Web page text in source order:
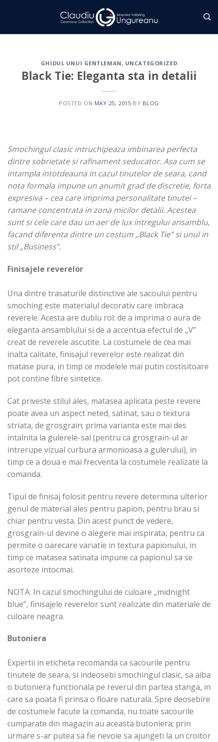
GHIDUL UNUI GENTLEMAN, UNCATEGORIZED
Black Tie: Eleganta sta in detalii
POSTED ON MAY 25, 2015 BY BLOG
Smochingul clasic intruchipeaza imbinarea perfecta
dintre sobrietate si rafinament seducator. Asa cum se
intampla intotdeauna in cazul tinutelor de seara, cand
nota formala impune un anumit grad de discretie, forta
expresiva – cea care imprima personalitate tinutei –
ramane concentrata in zona micilor detalii. Acestea
sunt si cele care dau un aer de lux intregului ansamblu,
facand diferenta dintre un costum „Black Tie” si unul in
stil „Business”.
Finisajele reverelor
Una dintre trasaturile distinctive ale sacoului pentru
smoching este materialul decorativ care imbraca
reverele. Acesta are dublu rol: de a imprima o aura de
eleganta ansamblului si de a accentua efectul de „V”
creat de reverele ascutite. La costumele de cea mai
inalta calitate, finisajul reverelor este realizat din
matase pura, in timp ce modelele mai putin costisitoare
pot contine fibre sintetice.
Cat priveste stilul ales, matasea aplicata peste revere
poate avea un aspect neted, satinat, sau o textura
striata, de grosgrain; prima varianta este mai des
intalnita la gulerele-sal (pentru ca grosgrain-ul ar
intrerupe vizual curbura armonioasa a gulerului), in
timp ce a doua e mai frecventa la costumele realizate la
comanda.
Tipul de finisaj folosit pentru revere determina ulterior
genul de material ales pentru papion, pentru brau si
chiar pentru vesta. Din acest punct de vedere,
grosgrain-ul devine o alegere mai inspirata, pentru ca
permite o oarecare variatie in textura papionului, in
timp ce matasea satinata impune ca papionul sa se
asorteze intocmai.
NOTA: In cazul smochingului de culoare „midnight
blue”, finisajele reverelor sunt realizate din materiale de
culoare neagra.
Butoniera
Expertii in eticheta recomanda ca sacourile pentru
tinutele de seara, si indeosebi smochingul clasic, sa aiba
o butoniera functionala pe reverul din partea stanga, in
care sa poata fi prinsa o floare naturala. Spre deosebire
de costumele facute la comanda, nu toate sacourile
cumparate din magazin au aceasta butoniera; prin
urmare s-ar putea sa fie nevoie sa ajungeti la un croitor